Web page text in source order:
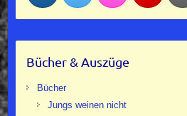
Bücher & Auszüge
Bücher
Jungs weinen nicht